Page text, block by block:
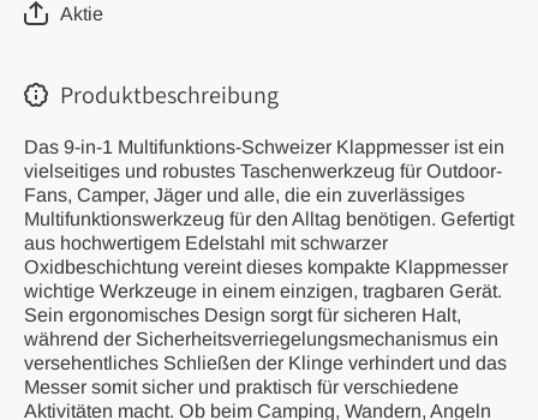
und Überleben
im Freien
Aktie
Produktbeschreibung
Das 9-in-1 Multifunktions-Schweizer Klappmesser ist ein
vielseitiges und robustes Taschenwerkzeug für Outdoor-
Fans, Camper, Jäger und alle, die ein zuverlässiges
Multifunktionswerkzeug für den Alltag benötigen. Gefertigt
aus hochwertigem Edelstahl mit schwarzer
Oxidbeschichtung vereint dieses kompakte Klappmesser
wichtige Werkzeuge in einem einzigen, tragbaren Gerät.
Sein ergonomisches Design sorgt für sicheren Halt,
während der Sicherheitsverriegelungsmechanismus ein
versehentliches Schließen der Klinge verhindert und das
Messer somit sicher und praktisch für verschiedene
Aktivitäten macht. Ob beim Camping, Wandern, Angeln